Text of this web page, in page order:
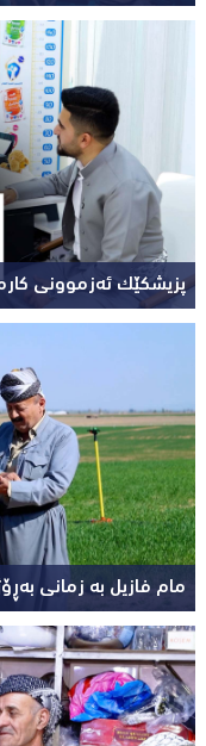
پزیشکێک ئەزموونی
مام فازیل بە زمانی